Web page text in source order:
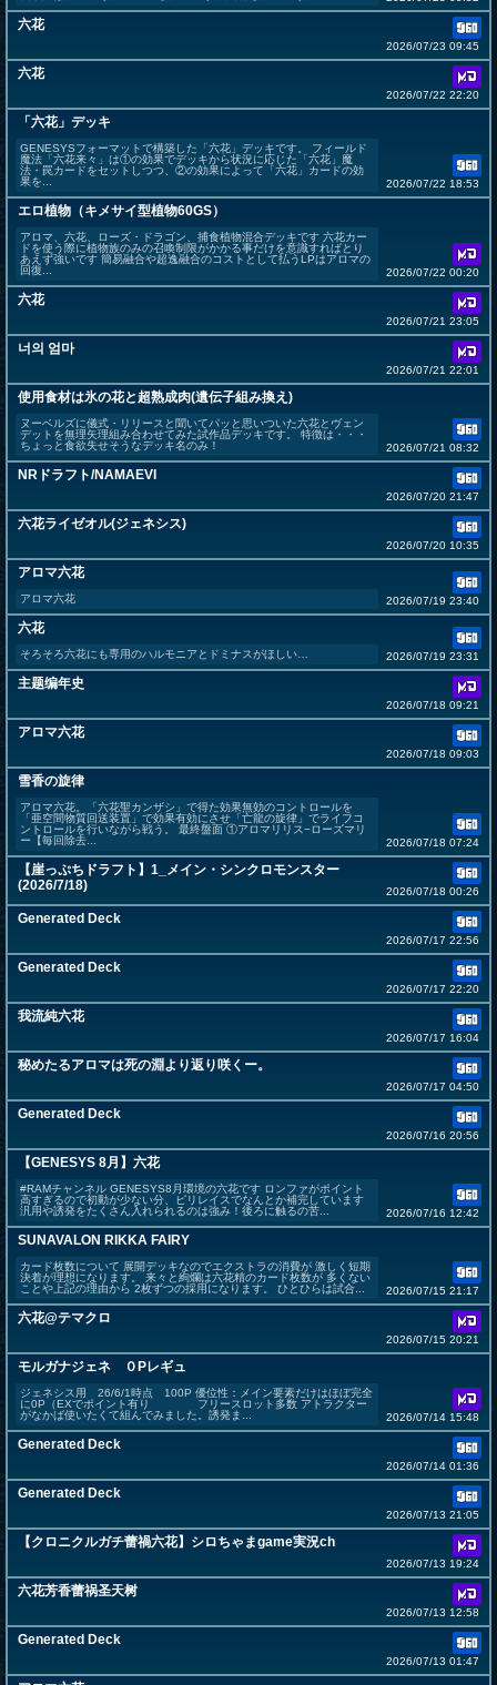
六花
2026/07/23 09:45
六花
2026/07/22 22:20
「六花」デッキ
GENESYSフォーマットで構築した「六花」デッキです。 フィールド
魔法「六花来々」は①の効果でデッキから状況に応じた「六花」魔
法・罠カードをセットしつつ、②の効果によって「六花」カードの効
果を...
2026/07/22 18:53
エロ植物（キメサイ型植物60GS）
アロマ、六花、ローズ・ドラゴン、捕食植物混合デッキです 六花カー
ドを使う際に植物族のみの召喚制限がかかる事だけを意識すればとり
あえず強いです 簡易融合や超逸融合のコストとして払うLPはアロマの
回復...
2026/07/22 00:20
六花
2026/07/21 23:05
너의 엄마
2026/07/21 22:01
使用食材は氷の花と超熟成肉(遺伝子組み換え)
ヌーベルズに儀式・リリースと聞いてパッと思いついた六花とヴェン
デットを無理矢理組み合わせてみた試作品デッキです。 特徴は・・・
ちょっと食欲失せそうなデッキ名のみ！
2026/07/21 08:32
NRドラフト/NAMAEVI
2026/07/20 21:47
六花ライゼオル(ジェネシス)
2026/07/20 10:35
アロマ六花
アロマ六花 2026/07/19 23:40
六花
そろそろ六花にも専用のハルモニアとドミナスがほしい… 2026/07/19 23:31
主题编年史
2026/07/18 09:21
アロマ六花
2026/07/18 09:03
雪香の旋律
アロマ六花。「六花聖カンザシ」で得た効果無効のコントロールを
「亜空間物質回送装置」で効果有効にさせ「亡龍の旋律」でライフコ
ントロールを行いながら戦う。 最終盤面 ①アロマリリス−ローズマリ
ー【毎回除去...
2026/07/18 07:24
【崖っぷちドラフト】1_メイン・シンクロモンスター
(2026/7/18)
2026/07/18 00:26
Generated Deck
2026/07/17 22:56
Generated Deck
2026/07/17 22:20
我流純六花
2026/07/17 16:04
秘めたるアロマは死の淵より返り咲くー。
2026/07/17 04:50
Generated Deck
2026/07/16 20:56
【GENESYS 8月】六花
#RAMチャンネル GENESYS8月環境の六花です ロンファがポイント
高すぎるので初動が少ない分、ピリレイスでなんとか補完しています
汎用や誘発をたくさん入れられるのは強み！後ろに触るの苦...
2026/07/16 12:42
SUNAVALON RIKKA FAIRY
カード枚数について 展開デッキなのでエクストラの消費が 激しく短期
決着が理想になります。 来々と絢爛は六花精のカード枚数が 多くない
ことや上記の理由から 2枚ずつの採用になります。 ひとひらは試合...
2026/07/15 21:17
六花@テマクロ
2026/07/15 20:21
モルガナジェネ ０Pレギュ
ジェネシス用 26/6/1時点 100P 優位性：メイン要素だけはほぼ完全
に0P（EXでポイント有り フリースロット多数 アトラクター
がなかば使いたくて組んでみました。誘発ま...
2026/07/14 15:48
Generated Deck
2026/07/14 01:36
Generated Deck
2026/07/13 21:05
【クロニクルガチ蕾禍六花】シロちゃまgame実況ch
2026/07/13 19:24
六花芳香蕾祸圣天树
2026/07/13 12:58
Generated Deck
2026/07/13 01:47